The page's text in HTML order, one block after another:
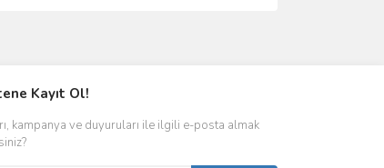
Kayıt Ol!
kampanya ve duyuruları ile ilgili e-posta almak